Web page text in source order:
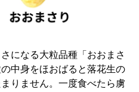
になる大粒品種「おおまさ
中身をほおばると落花生の
りません。一度食べたら虜